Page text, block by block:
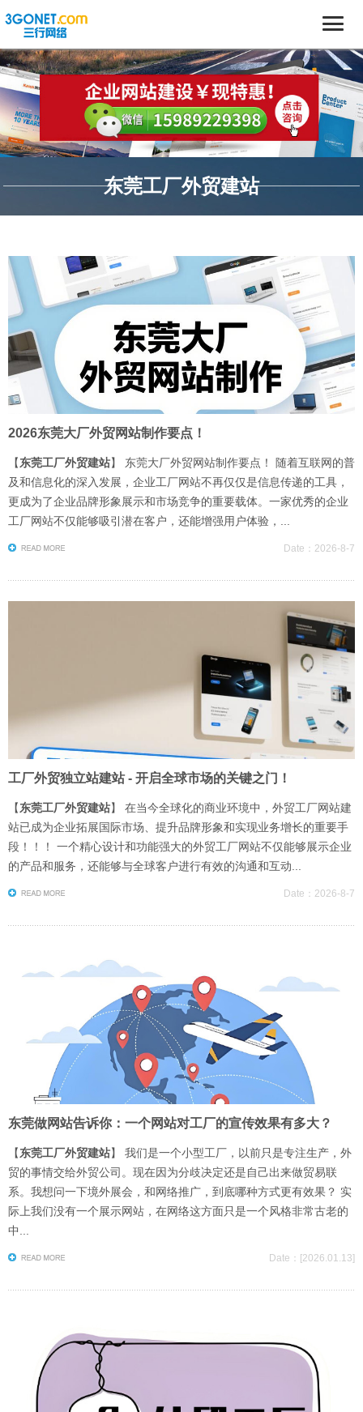
东莞工厂外贸建站
2026东莞大厂外贸网站制作要点！
【东莞工厂外贸建站】 东莞大厂外贸网站制作要点！ 随着互联网的普
及和信息化的深入发展，企业工厂网站不再仅仅是信息传递的工具，
更成为了企业品牌形象展示和市场竞争的重要载体。一家优秀的企业
工厂网站不仅能够吸引潜在客户，还能增强用户体验，...
Date：2026-8-7
工厂外贸独立站建站 - 开启全球市场的关键之门！
【东莞工厂外贸建站】 在当今全球化的商业环境中，外贸工厂网站建
站已成为企业拓展国际市场、提升品牌形象和实现业务增长的重要手
段！！！ 一个精心设计和功能强大的外贸工厂网站不仅能够展示企业
的产品和服务，还能够与全球客户进行有效的沟通和互动...
Date：2026-8-7
东莞做网站告诉你：一个网站对工厂的宣传效果有多大？
【东莞工厂外贸建站】 我们是一个小型工厂，以前只是专注生产，外
贸的事情交给外贸公司。现在因为分歧决定还是自己出来做贸易联
系。我想问一下境外展会，和网络推广，到底哪种方式更有效果？ 实
际上我们没有一个展示网站，在网络这方面只是一个风格非常古老的
中...
Date：[2026.01.13]